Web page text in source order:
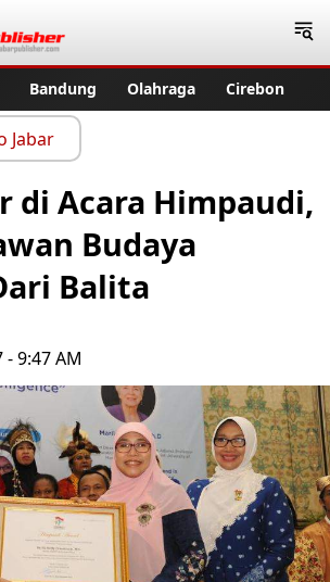
Bandung Olahraga Cirebon
Jabar
di Acara Himpaudi,
Budaya
Balita
- 9:47 AM